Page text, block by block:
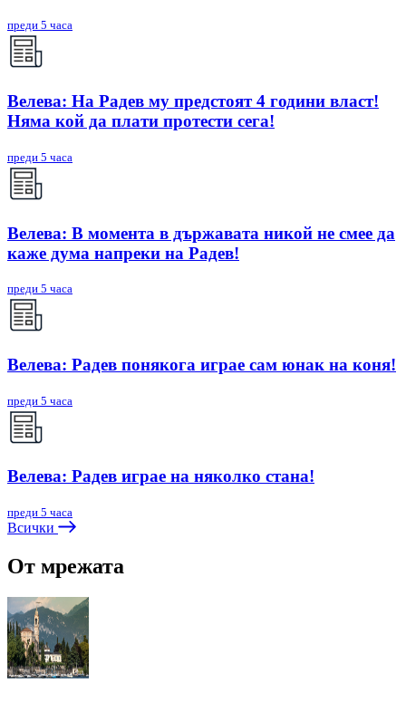
преди 5 часа
Велева: На Радев му предстоят 4 години власт!
Няма кой да плати протести сега!
преди 5 часа
Велева: В момента в държавата никой не смее да
каже дума напреки на Радев!
преди 5 часа
Велева: Радев понякога играе сам юнак на коня!
преди 5 часа
Велева: Радев играе на няколко стана!
преди 5 часа
Всички
От мрежата